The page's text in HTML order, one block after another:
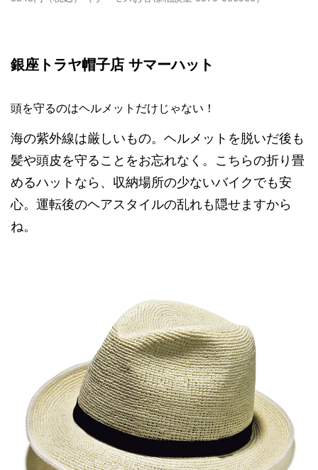
銀座トラヤ帽子店 サマーハット
頭を守るのはヘルメットだけじゃない！
海の紫外線は厳しいもの。ヘルメットを脱いだ後も
髪や頭皮を守ることをお忘れなく。こちらの折り畳
めるハットなら、収納場所の少ないバイクでも安
心。運転後のヘアスタイルの乱れも隠せますから
ね。